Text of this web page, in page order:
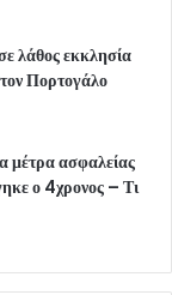
λάθος εκκλησία
Πορτογάλο
μέτρα ασφαλείας
ο 4χρονος – Τι